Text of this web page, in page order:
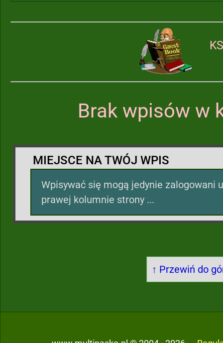
Brak wpisów w
MIEJSCE NA TWÓJ WPIS
Wpisywać się mogą jedynie zalogowani
prawej kolumnie strony ...
↑ Przewiń do